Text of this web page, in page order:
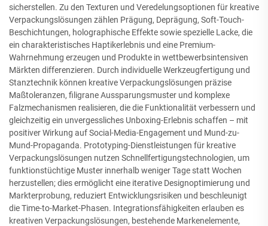
sicherstellen. Zu den Texturen und Veredelungsoptionen für kreative
Verpackungslösungen zählen Prägung, Deprägung, Soft-Touch-
Beschichtungen, holographische Effekte sowie spezielle Lacke, die
ein charakteristisches Haptikerlebnis und eine Premium-
Wahrnehmung erzeugen und Produkte in wettbewerbsintensiven
Märkten differenzieren. Durch individuelle Werkzeugfertigung und
Stanztechnik können kreative Verpackungslösungen präzise
Maßtoleranzen, filigrane Aussparungsmuster und komplexe
Falzmechanismen realisieren, die die Funktionalität verbessern und
gleichzeitig ein unvergessliches Unboxing-Erlebnis schaffen – mit
positiver Wirkung auf Social-Media-Engagement und Mund-zu-
Mund-Propaganda. Prototyping-Dienstleistungen für kreative
Verpackungslösungen nutzen Schnellfertigungstechnologien, um
funktionstüchtige Muster innerhalb weniger Tage statt Wochen
herzustellen; dies ermöglicht eine iterative Designoptimierung und
Markterprobung, reduziert Entwicklungsrisiken und beschleunigt
die Time-to-Market-Phasen. Integrationsfähigkeiten erlauben es
kreativen Verpackungslösungen, bestehende Markenelemente,